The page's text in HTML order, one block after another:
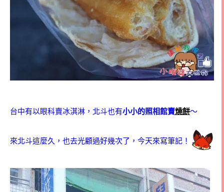
台中有以眼科賣冰淇淋，北斗也有小小的照相館賣燒餅～
來北斗這麼久，也去光顧過好幾次了，今天來寫筆記！